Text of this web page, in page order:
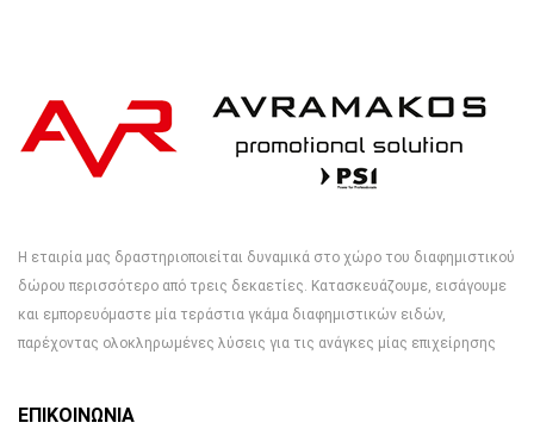
Η εταιρία μας δραστηριοποιείται δυναμικά στο χώρο του διαφημιστικού
δώρου περισσότερο από τρεις δεκαετίες. Κατασκευάζουμε, εισάγουμε
και εμπορευόμαστε μία τεράστια γκάμα διαφημιστικών ειδών,
παρέχοντας ολοκληρωμένες λύσεις για τις ανάγκες μίας επιχείρησης
ΕΠΙΚΟΙΝΩΝΙΑ